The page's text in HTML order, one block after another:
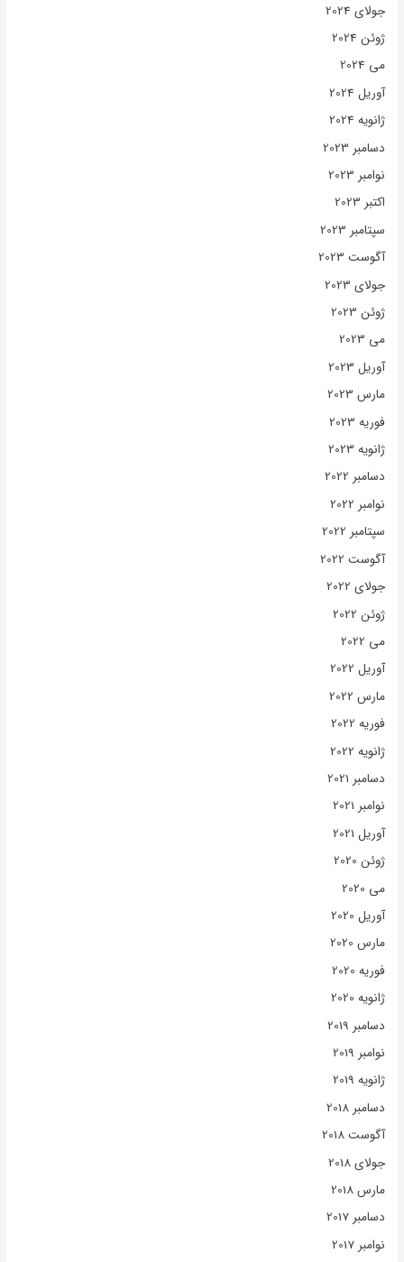
جولای 2024
ژوئن 2024
می 2024
آوریل 2024
ژانویه 2024
دسامبر 2023
نوامبر 2023
اکتبر 2023
سپتامبر 2023
آگوست 2023
جولای 2023
ژوئن 2023
می 2023
آوریل 2023
مارس 2023
فوریه 2023
ژانویه 2023
دسامبر 2022
نوامبر 2022
سپتامبر 2022
آگوست 2022
جولای 2022
ژوئن 2022
می 2022
آوریل 2022
مارس 2022
فوریه 2022
ژانویه 2022
دسامبر 2021
نوامبر 2021
آوریل 2021
ژوئن 2020
می 2020
آوریل 2020
مارس 2020
فوریه 2020
ژانویه 2020
دسامبر 2019
نوامبر 2019
ژانویه 2019
دسامبر 2018
آگوست 2018
جولای 2018
مارس 2018
دسامبر 2017
نوامبر 2017